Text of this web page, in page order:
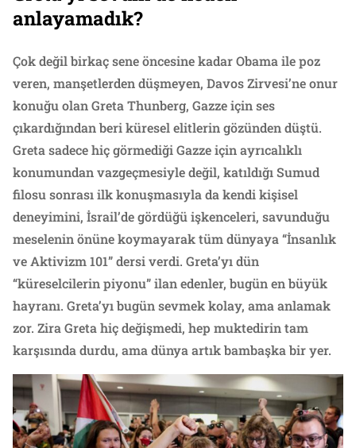
anlayamadık?
Çok değil birkaç sene öncesine kadar Obama ile poz
veren, manşetlerden düşmeyen, Davos Zirvesi’ne onur
konuğu olan Greta Thunberg, Gazze için ses
çıkardığından beri küresel elitlerin gözünden düştü.
Greta sadece hiç görmediği Gazze için ayrıcalıklı
konumundan vazgeçmesiyle değil, katıldığı Sumud
filosu sonrası ilk konuşmasıyla da kendi kişisel
deneyimini, İsrail’de gördüğü işkenceleri, savunduğu
meselenin önüne koymayarak tüm dünyaya “İnsanlık
ve Aktivizm 101” dersi verdi. Greta’yı dün
“küreselcilerin piyonu” ilan edenler, bugün en büyük
hayranı. Greta’yı bugün sevmek kolay, ama anlamak
zor. Zira Greta hiç değişmedi, hep muktedirin tam
karşısında durdu, ama dünya artık bambaşka bir yer.